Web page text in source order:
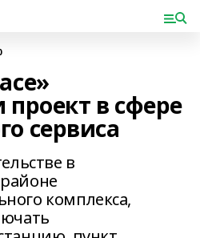
проект в сфере
сервиса
в
комплекса,